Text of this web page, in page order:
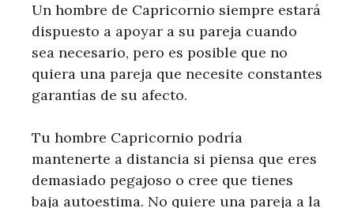
Un hombre de Capricornio siempre estará
dispuesto a apoyar a su pareja cuando
sea necesario, pero es posible que no
quiera una pareja que necesite constantes
garantías de su afecto.
Tu hombre Capricornio podría
mantenerte a distancia si piensa que eres
demasiado pegajoso o cree que tienes
baja autoestima. No quiere una pareja a la